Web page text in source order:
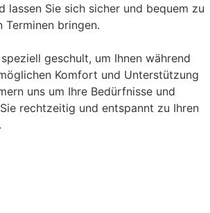
lassen Sie sich sicher und bequem zu
Terminen bringen.
geschult, um Ihnen während
Komfort und Unterstützung
uns um Ihre Bedürfnisse und
rechtzeitig und entspannt zu Ihren